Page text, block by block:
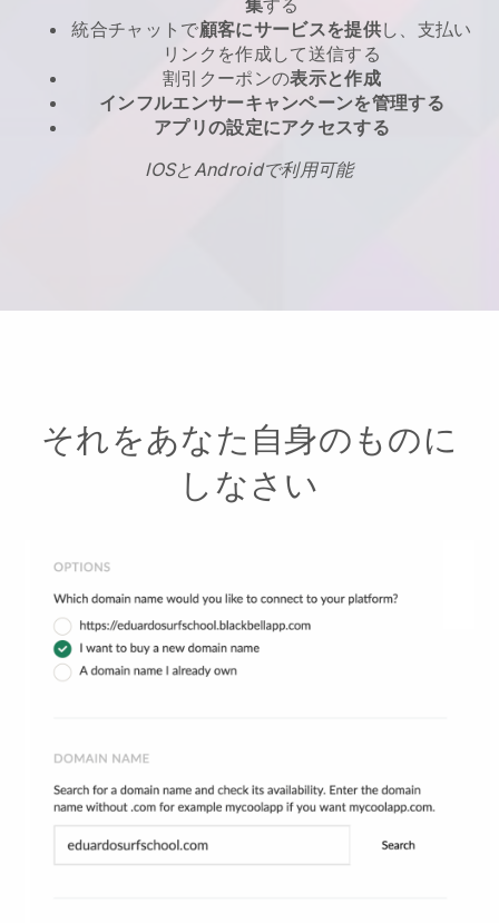
集する
統合チャットで顧客にサービスを提供し、支払い
リンクを作成して送信する
割引クーポンの表示と作成
インフルエンサーキャンペーンを管理する
アプリの設定にアクセスする
IOSとAndroidで利用可能
それをあなた自身のものに
しなさい